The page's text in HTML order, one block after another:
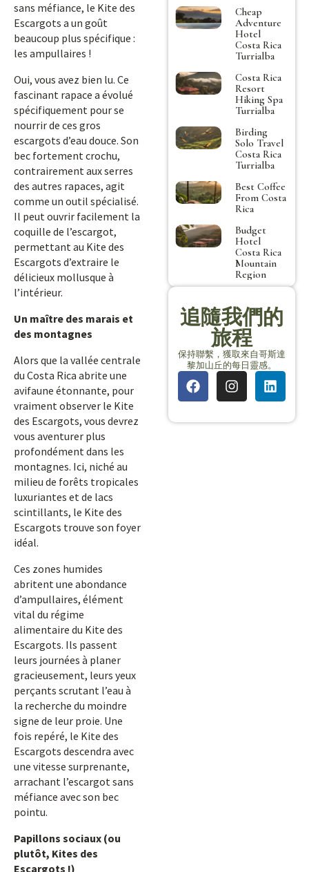
sans méfiance, le Kite des
Escargots a un goût
beaucoup plus spécifique :
les ampullaires !
Oui, vous avez bien lu. Ce
fascinant rapace a évolué
spécifiquement pour se
nourrir de ces gros
escargots d’eau douce. Son
bec fortement crochu,
contrairement aux serres
des autres rapaces, agit
comme un outil spécialisé.
Il peut ouvrir facilement la
coquille de l’escargot,
permettant au Kite des
Escargots d’extraire le
délicieux mollusque à
l’intérieur.
Un maître des marais et
des montagnes
Alors que la vallée centrale
du Costa Rica abrite une
avifaune étonnante, pour
vraiment observer le Kite
des Escargots, vous devrez
vous aventurer plus
profondément dans les
montagnes. Ici, niché au
milieu de forêts tropicales
luxuriantes et de lacs
scintillants, le Kite des
Escargots trouve son foyer
idéal.
Ces zones humides
abritent une abondance
d’ampullaires, élément
vital du régime
alimentaire du Kite des
Escargots. Ils passent
leurs journées à planer
gracieusement, leurs yeux
perçants scrutant l’eau à
la recherche du moindre
signe de leur proie. Une
fois repéré, le Kite des
Escargots descendra avec
une vitesse surprenante,
arrachant l’escargot sans
méfiance avec son bec
pointu.
Papillons sociaux (ou
plutôt, Kites des
Escargots !)
Cheap
Adventure
Hotel
Costa Rica
Turrialba
Costa Rica
Resort
Hiking Spa
Turrialba
Birding
Solo Travel
Costa Rica
Turrialba
Best Coffee
From Costa
Rica
Budget
Hotel
Costa Rica
Mountain
Region
追隨我們的
旅程
保持聯繫，獲取來自哥斯達
黎加山丘的每日靈感。